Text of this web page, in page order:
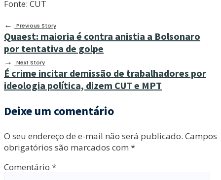
Fonte: CUT
←
Previous Story
Quaest: maioria é contra anistia a Bolsonaro
por tentativa de golpe
→ Next Story
É crime incitar demissão de trabalhadores por
ideologia política, dizem CUT e MPT
Deixe um comentário
O seu endereço de e-mail não será publicado. Campos
obrigatórios são marcados com *
Comentário *